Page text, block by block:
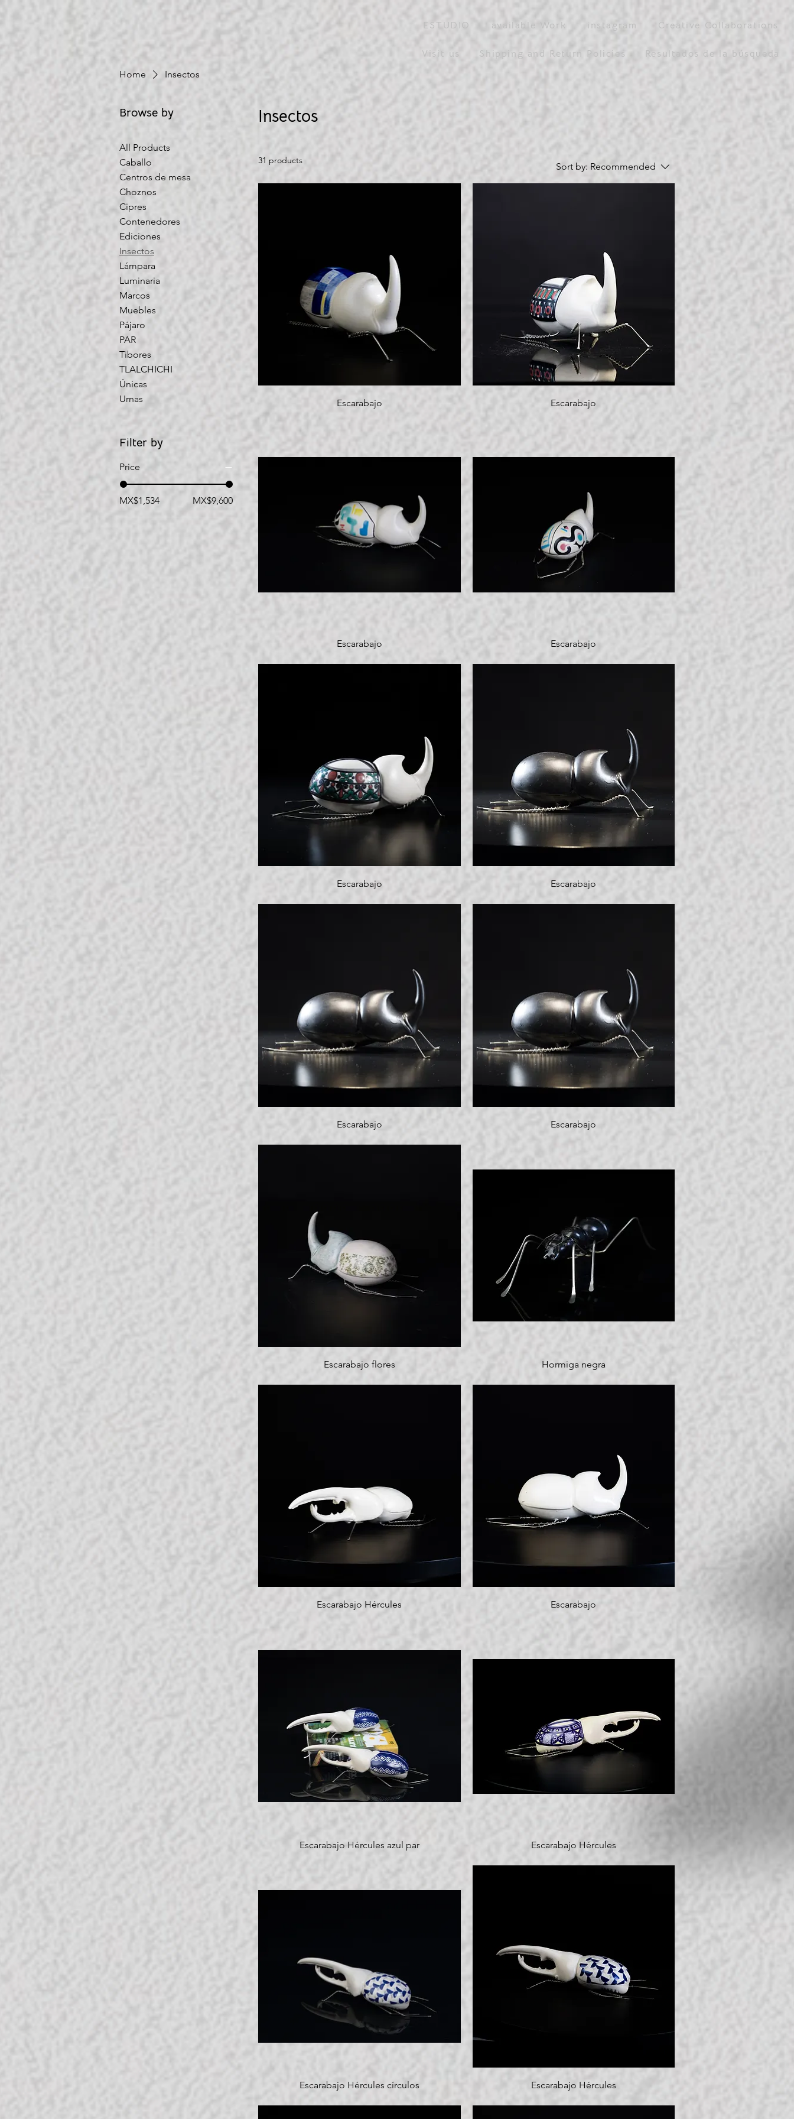
ESTUDIO available Work instagram Creative Collaborations
Visit us Shipping and Return Policies Resultados de la búsqueda
Home Insectos
Browse by
All Products
Caballo
Centros de mesa
Choznos
Cipres
Contenedores
Ediciones
Insectos
Lámpara
Luminaria
Marcos
Muebles
Pájaro
PAR
Tibores
TLALCHICHI
Únicas
Urnas
Filter by
Price
MX$1,534 MX$9,600
Insectos
31 products
Sort by: Recommended
Escarabajo Escarabajo
Escarabajo Escarabajo
Escarabajo Escarabajo
Escarabajo Escarabajo
Escarabajo flores Hormiga negra
Escarabajo Hércules Escarabajo
Escarabajo Hércules azul par Escarabajo Hércules
Escarabajo Hércules círculos Escarabajo Hércules